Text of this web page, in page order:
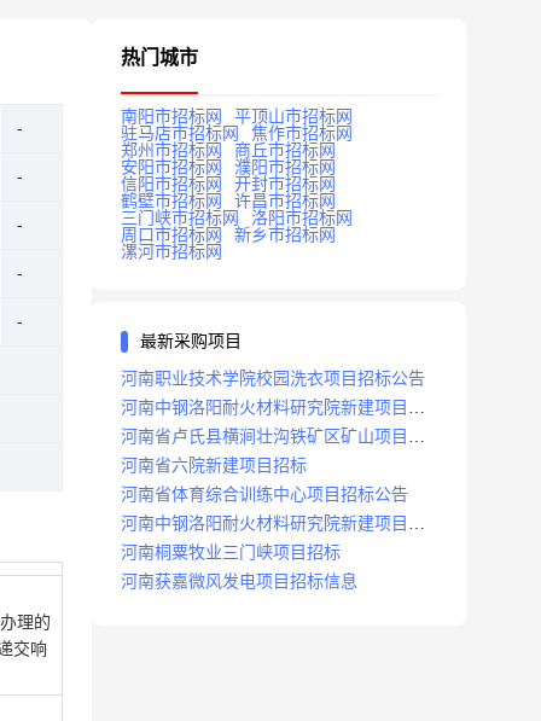
理的
交响
热门城市
南阳市招标网
平顶山市招标网
驻马店市招标网
焦作市招标网
郑州市招标网
商丘市招标网
安阳市招标网
濮阳市招标网
信阳市招标网
开封市招标网
鹤壁市招标网
许昌市招标网
三门峡市招标网
洛阳市招标网
周口市招标网
新乡市招标网
漯河市招标网
最新采购项目
河南职业技术学院校园洗衣项目招标公告
河南中钢洛阳耐火材料研究院新建项目招
标
河南省卢氏县横涧壮沟铁矿区矿山项目招
标公告
河南省六院新建项目招标
河南省体育综合训练中心项目招标公告
河南中钢洛阳耐火材料研究院新建项目招
标
河南桐粟牧业三门峡项目招标
河南获嘉微风发电项目招标信息